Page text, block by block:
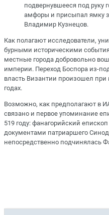
подвернувшееся под руку
амфоры и присыпал ямку
Владимир Кузнецов.
Как полагают исследователи,
бурными историческими
местные города добровольно
империи. Переход Боспора из-
власть Византии произошел
годах.
Возможно, как предполагают в
связано и первое упоминание
519 году: фанагорийский
документами патриаршего
непосредственно подчинялась